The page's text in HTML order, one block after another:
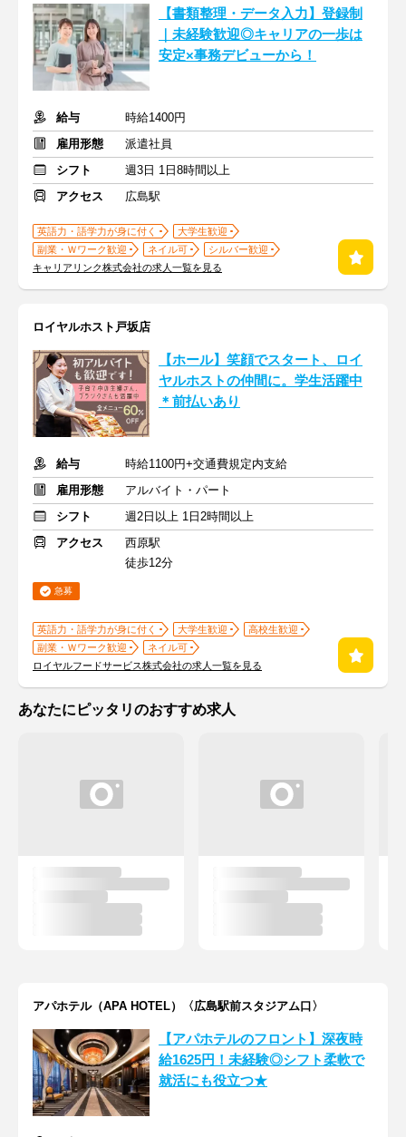
【書類整理・データ入力】登録制
｜未経験歓迎◎キャリアの一歩は
安定×事務デビューから！
給与
時給1400円
雇用形態
派遣社員
シフト
週3日 1日8時間以上
アクセス
広島駅
英語力・語学力が身に付く
大学生歓迎
副業・Ｗワーク歓迎
ネイル可
シルバー歓迎
キャリアリンク株式会社の求人一覧を見る
ロイヤルホスト戸坂店
【ホール】笑顔でスタート、ロイ
ヤルホストの仲間に。学生活躍中
＊前払いあり
給与
時給1100円+交通費規定内支給
雇用形態
アルバイト・パート
シフト
週2日以上 1日2時間以上
アクセス
西原駅
徒歩12分
急募
英語力・語学力が身に付く 大学生歓迎
高校生歓迎
副業・Ｗワーク歓迎
ネイル可
ロイヤルフードサービス株式会社の求人一覧を見る
あなたにピッタリのおすすめ求人
アパホテル（APA HOTEL）〈広島駅前スタジアム口〉
【アパホテルのフロント】深夜時
給1625円！未経験◎シフト柔軟で
就活にも役立つ★